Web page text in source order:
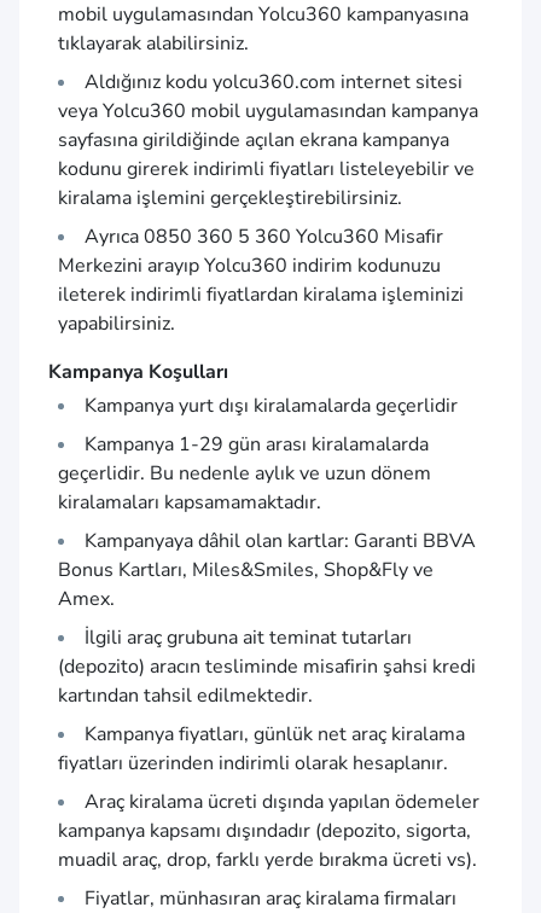
mobil uygulamasından Yolcu360 kampanyasına
tıklayarak alabilirsiniz.
Aldığınız kodu yolcu360.com internet sitesi
veya Yolcu360 mobil uygulamasından kampanya
sayfasına girildiğinde açılan ekrana kampanya
kodunu girerek indirimli fiyatları listeleyebilir ve
kiralama işlemini gerçekleştirebilirsiniz.
Ayrıca 0850 360 5 360 Yolcu360 Misafir
Merkezini arayıp Yolcu360 indirim kodunuzu
ileterek indirimli fiyatlardan kiralama işleminizi
yapabilirsiniz.
Kampanya Koşulları
Kampanya yurt dışı kiralamalarda geçerlidir
Kampanya 1-29 gün arası kiralamalarda
geçerlidir. Bu nedenle aylık ve uzun dönem
kiralamaları kapsamamaktadır.
Kampanyaya dâhil olan kartlar: Garanti BBVA
Bonus Kartları, Miles&Smiles, Shop&Fly ve
Amex.
İlgili araç grubuna ait teminat tutarları
(depozito) aracın tesliminde misafirin şahsi kredi
kartından tahsil edilmektedir.
Kampanya fiyatları, günlük net araç kiralama
fiyatları üzerinden indirimli olarak hesaplanır.
Araç kiralama ücreti dışında yapılan ödemeler
kampanya kapsamı dışındadır (depozito, sigorta,
muadil araç, drop, farklı yerde bırakma ücreti vs).
Fiyatlar, münhasıran araç kiralama firmaları